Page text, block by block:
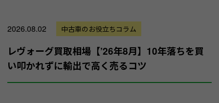
2026.08.02 中古車のお役立ちコラム
レヴォーグ買取相場【’26年8月】10年落ちを買
い叩かれずに輸出で高く売るコツ